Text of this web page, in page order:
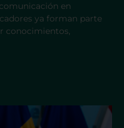
en
ya forman parte
conocimientos,